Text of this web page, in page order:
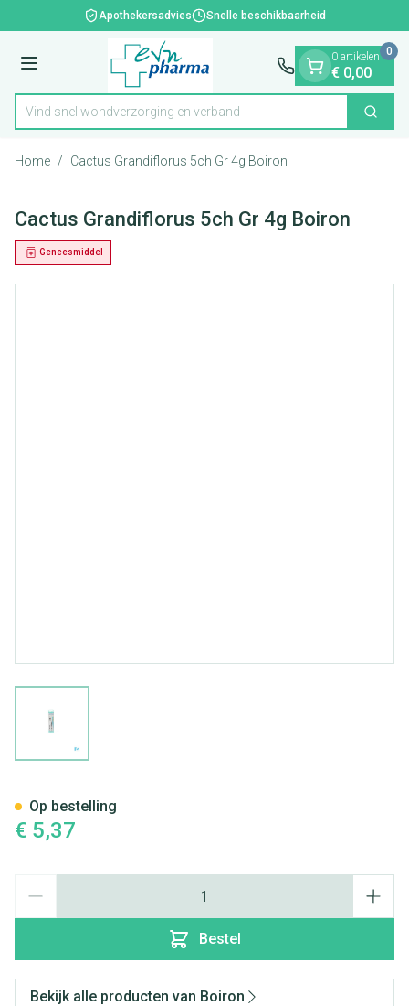
Ga naar de inhoudApothekersadvies Snelle beschikbaarheid
Menu
Product, merk, categorie...
Vind snel wondverzorging en verband Zoek
0 artikelen
€ 0,00
0
Home / Cactus Grandiflorus 5ch Gr 4g Boiron
Cactus Grandiflorus 5ch Gr 4g Boiron
Geneesmiddel
€ 5,37
Bestel
Op bestelling
Bekijk alle producten van Boiron